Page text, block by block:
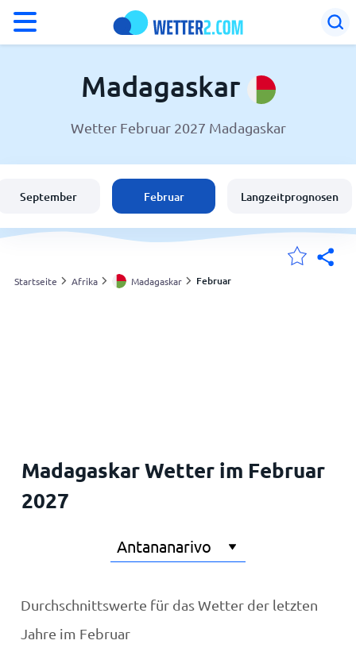
Wetter in Madagaskar
Schweiz
Deutschland
Madagaskar
Wetter Februar 2027 Madagaskar
September Februar Langzeitprognosen
Startseite Afrika Madagaskar Februar
Madagaskar Wetter im Februar
2027
Durchschnittswerte für das Wetter der letzten
Jahre im Februar